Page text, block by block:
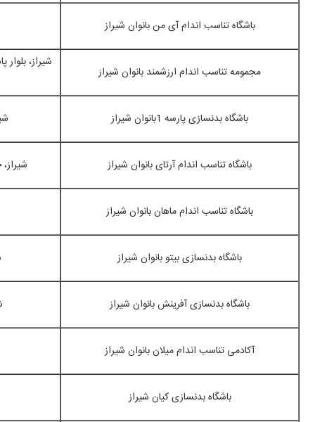
باشگاه تناسب اندام آی من بانوان شیراز
مجمومه تناسب اندام ارزشمند بانوان شیراز
شیراز،
باشگاه بدنسازی پارسه 1بانوان شیراز
باشگاه تناسب اندام آرتای بانوان شیراز
باشگاه تناسب اندام ماهان بانوان شیراز
باشگاه بدنسازی بیتو بانوان شیراز
باشگاه بدنسازی آفرینش بانوان شیراز
آکادمی تناسب اندام میلان بانوان شیراز
باشگاه بدنسازی کیان شیراز